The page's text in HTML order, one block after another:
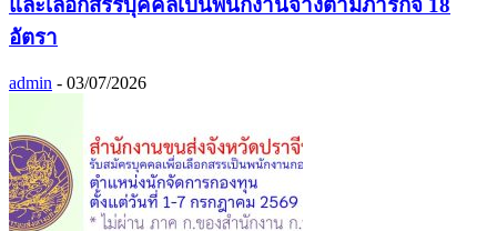
อัตรา
admin - 03/07/2026